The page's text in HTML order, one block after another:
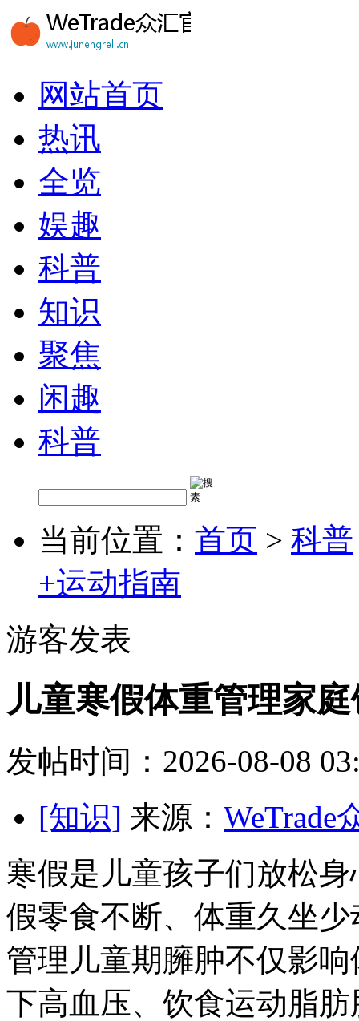
网站首页
热讯
全览
娱趣
科普
知识
聚焦
闲趣
科普
当前位置： 首页 > 科普
+运动指南
游客发表
儿童寒假体重管理家
发帖时间：2026-08-08
[知识] 来源： WeTrade
寒假是儿童孩子们放松
假零食不断、体重久坐
管理儿童期臃肿不仅影
下高血压、饮食运动脂